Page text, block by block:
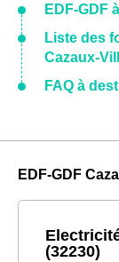
EDF-GDF
Liste des
Cazaux-
FAQ à
EDF-GDF
(32230)